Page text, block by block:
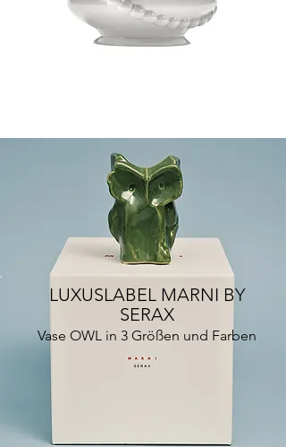
LUXUSLABEL MARNI BY
SERAX
Vase OWL in 3 Größen und Farben